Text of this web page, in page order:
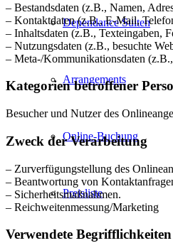
Dependance Suiten
Arrangements
Online-Buchung
Preisliste
– Bestandsdaten (z.B., Namen,
– Kontaktdaten (z.B., E-Mail,
– Inhaltsdaten (z.B., Texteingaben,
– Nutzungsdaten (z.B., besuchte
– Meta-/Kommunikationsdaten
Kategorien betroffener
Besucher und Nutzer des
Zweck der Verarbeitung
– Zurverfügungstellung des
– Beantwortung von
– Sicherheitsmaßnahmen.
– Reichweitenmessung/Marketing
Verwendete Begrifflichkeiten